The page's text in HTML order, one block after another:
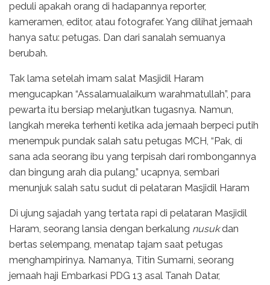
peduli apakah orang di hadapannya reporter,
kameramen, editor, atau fotografer. Yang dilihat jemaah
hanya satu: petugas. Dan dari sanalah semuanya
berubah.
Tak lama setelah imam salat Masjidil Haram
mengucapkan “Assalamualaikum warahmatullah”, para
pewarta itu bersiap melanjutkan tugasnya. Namun,
langkah mereka terhenti ketika ada jemaah berpeci putih
menempuk pundak salah satu petugas MCH, “Pak, di
sana ada seorang ibu yang terpisah dari rombongannya
dan bingung arah dia pulang,” ucapnya, sembari
menunjuk salah satu sudut di pelataran Masjidil Haram
Di ujung sajadah yang tertata rapi di pelataran Masjidil
Haram, seorang lansia dengan berkalung nusukdan
bertas selempang, menatap tajam saat petugas
menghampirinya. Namanya, Titin Sumarni, seorang
jemaah haji Embarkasi PDG 13 asal Tanah Datar,